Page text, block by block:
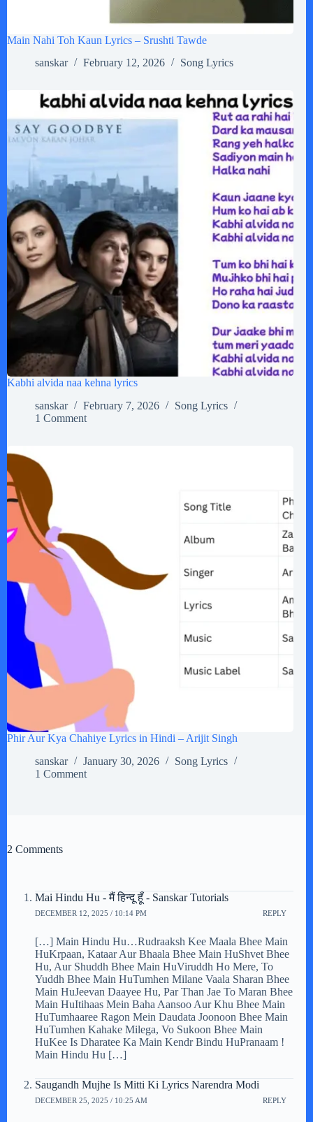
Main Nahi Toh Kaun Lyrics – Srushti Tawde
sanskar
February 12, 2026 Song Lyrics
Kabhi alvida naa kehna lyrics
sanskar
February 7, 2026
Song Lyrics
1 Comment
Phir Aur Kya Chahiye Lyrics in Hindi – Arijit Singh
sanskar
January 30, 2026
Song Lyrics
1 Comment
2 Comments
Mai Hindu Hu - मैं हिन्दू हूँ - Sanskar Tutorials
DECEMBER 12, 2025 / 10:14 PM REPLY
[…] Main Hindu Hu…Rudraaksh Kee Maala Bhee Main
HuKrpaan, Kataar Aur Bhaala Bhee Main HuShvet Bhee
Hu, Aur Shuddh Bhee Main HuViruddh Ho Mere, To
Yuddh Bhee Main HuTumhen Milane Vaala Sharan Bhee
Main HuJeevan Daayee Hu, Par Than Jae To Maran Bhee
Main HuItihaas Mein Baha Aansoo Aur Khu Bhee Main
HuTumhaaree Ragon Mein Daudata Joonoon Bhee Main
HuTumhen Kahake Milega, Vo Sukoon Bhee Main
HuKee Is Dharatee Ka Main Kendr Bindu HuPranaam !
Main Hindu Hu […]
Saugandh Mujhe Is Mitti Ki Lyrics Narendra Modi
DECEMBER 25, 2025 / 10:25 AM REPLY